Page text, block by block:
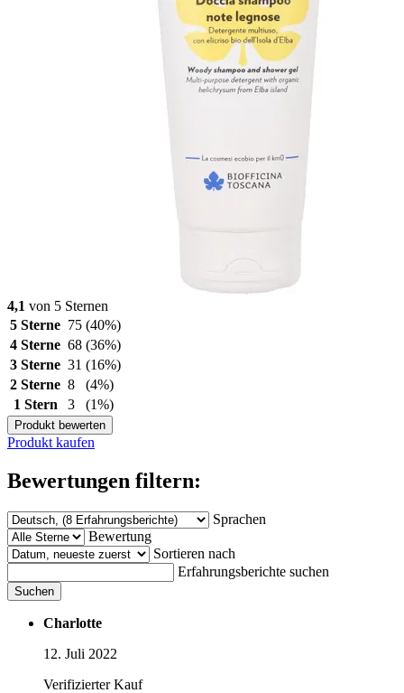
4,1 von 5 Sternen
5 Sterne 75 (40%)
4 Sterne 68 (36%)
3 Sterne 31 (16%)
2 Sterne 8
(4%)
1 Stern
3 (1%)
Produkt bewerten
Produkt kaufen
Bewertungen filtern:
Sprachen
Bewertung
Sortieren nach
Erfahrungsberichte suchen
Suchen
Charlotte
12. Juli 2022
Verifizierter Kauf